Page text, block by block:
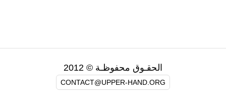
الحقـوق محفوظـة © 2012
CONTACT@UPPER-HAND.ORG